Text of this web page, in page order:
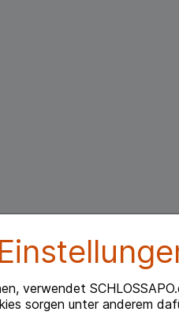
verwendet
sorgen unter anderem
Beipackzettel